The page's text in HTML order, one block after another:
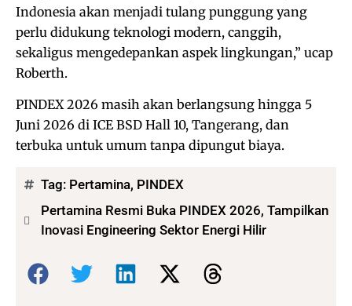
Indonesia akan menjadi tulang punggung yang
perlu didukung teknologi modern, canggih,
sekaligus mengedepankan aspek lingkungan,” ucap
Roberth.
PINDEX 2026 masih akan berlangsung hingga 5
Juni 2026 di ICE BSD Hall 10, Tangerang, dan
terbuka untuk umum tanpa dipungut biaya.
Tag: Pertamina, PINDEX
Pertamina Resmi Buka PINDEX 2026, Tampilkan
Inovasi Engineering Sektor Energi Hilir
Bagikan: